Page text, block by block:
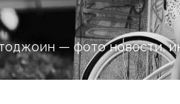
— фото новости,